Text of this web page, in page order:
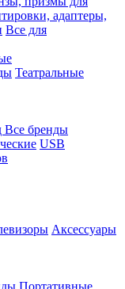
адаптеры,
Все для
Театральные
Все бренды
USB
Аксессуары
Портативные